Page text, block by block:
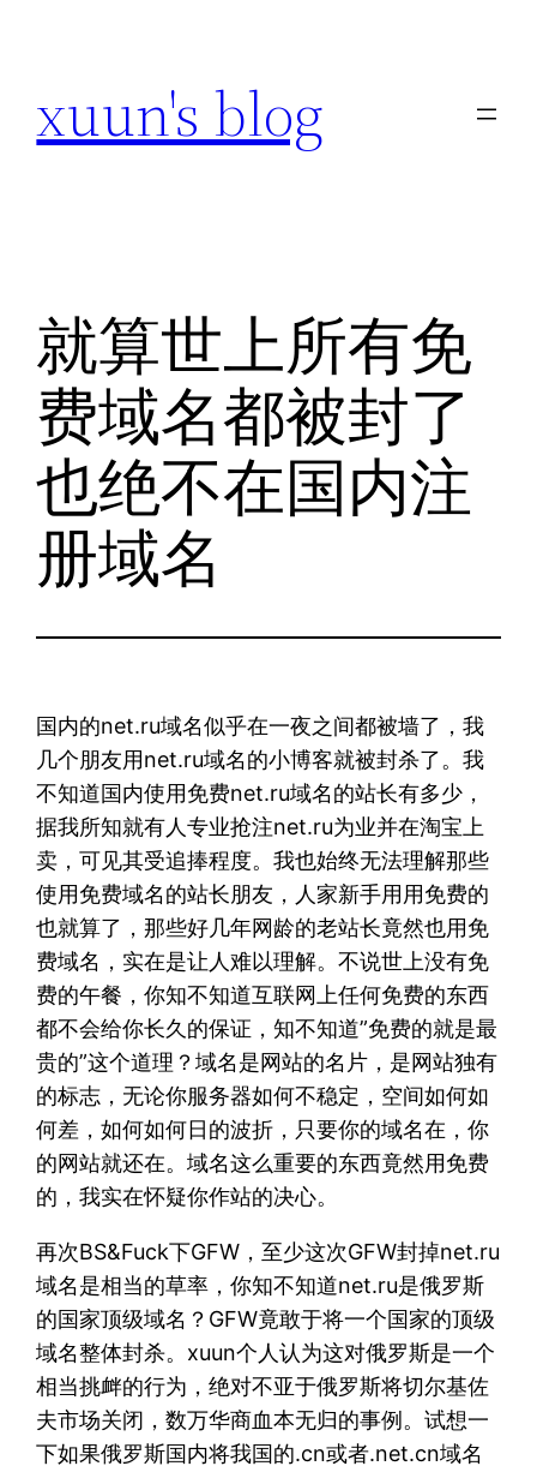
xuun's blog
就算世上所有免
费域名都被封了
也绝不在国内注
册域名
国内的net.ru域名似乎在一夜之间都被墙了，我
几个朋友用net.ru域名的小博客就被封杀了。我
不知道国内使用免费net.ru域名的站长有多少，
据我所知就有人专业抢注net.ru为业并在淘宝上
卖，可见其受追捧程度。我也始终无法理解那些
使用免费域名的站长朋友，人家新手用用免费的
也就算了，那些好几年网龄的老站长竟然也用免
费域名，实在是让人难以理解。不说世上没有免
费的午餐，你知不知道互联网上任何免费的东西
都不会给你长久的保证，知不知道”免费的就是最
贵的”这个道理？域名是网站的名片，是网站独有
的标志，无论你服务器如何不稳定，空间如何如
何差，如何如何日的波折，只要你的域名在，你
的网站就还在。域名这么重要的东西竟然用免费
的，我实在怀疑你作站的决心。
再次BS&Fuck下GFW，至少这次GFW封掉net.ru
域名是相当的草率，你知不知道net.ru是俄罗斯
的国家顶级域名？GFW竟敢于将一个国家的顶级
域名整体封杀。xuun个人认为这对俄罗斯是一个
相当挑衅的行为，绝对不亚于俄罗斯将切尔基佐
夫市场关闭，数万华商血本无归的事例。试想一
下如果俄罗斯国内将我国的.cn或者.net.cn域名